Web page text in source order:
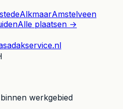
AlkmaarAmstelveen
Alle plaatsen →
werkgebied